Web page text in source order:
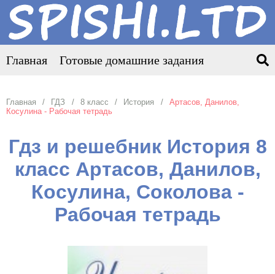
Главная Готовые домашние задания
Главная ГДЗ 8 класс История
Артасов, Данилов,
Косулина - Рабочая тетрадь
Гдз и решебник История 8
класс Артасов, Данилов,
Косулина, Соколова -
Рабочая тетрадь